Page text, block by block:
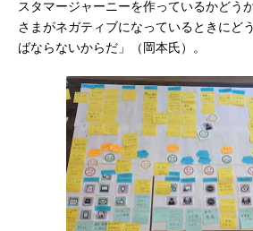
スタマージャーニーを作っているかどう
さまがネガティブになっているときにど
ばならないからだ」（岡本氏）。